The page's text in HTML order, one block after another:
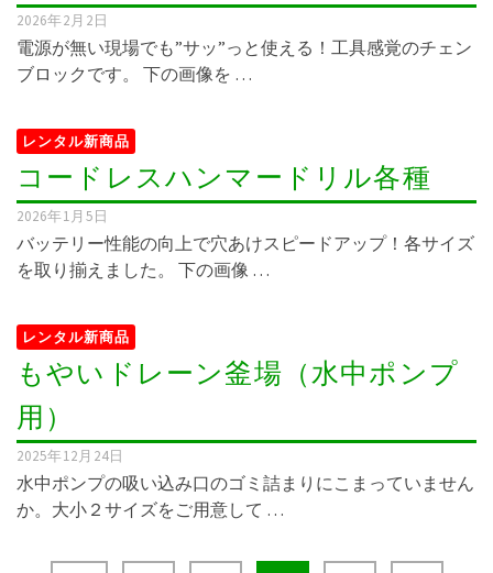
2026年2月2日
電源が無い現場でも”サッ”っと使える！工具感覚のチェン
ブロックです。 下の画像を …
レンタル新商品
コードレスハンマードリル各種
2026年1月5日
バッテリー性能の向上で穴あけスピードアップ！各サイズ
を取り揃えました。 下の画像 …
レンタル新商品
もやいドレーン釜場（水中ポンプ
用）
2025年12月24日
水中ポンプの吸い込み口のゴミ詰まりにこまっていません
か。大小２サイズをご用意して …